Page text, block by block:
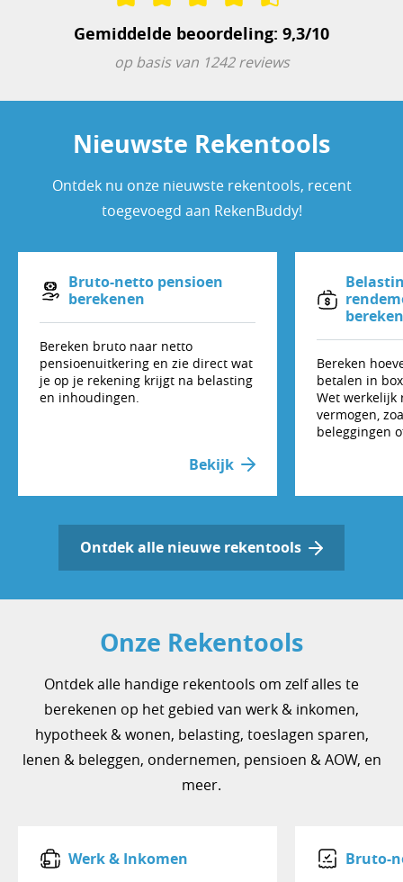
Gemiddelde beoordeling: 9,3/10
op basis van 1242 reviews
Nieuwste Rekentools
Ontdek nu onze nieuwste rekentools, recent
toegevoegd aan RekenBuddy!
Bruto-netto pensioen
berekenen
Bereken bruto naar netto
pensioenuitkering en zie direct wat
je op je rekening krijgt na belasting
en inhoudingen.
Bekijk
Bereken
betalen in
Wet werkelijk
vermogen,
beleggingen
Ontdek alle nieuwe rekentools
Onze Rekentools
Ontdek alle handige rekentools om zelf alles te
berekenen op het gebied van werk & inkomen,
hypotheek & wonen, belasting, toeslagen sparen,
lenen & beleggen, ondernemen, pensioen & AOW, en
meer.
Werk & Inkomen Bruto-